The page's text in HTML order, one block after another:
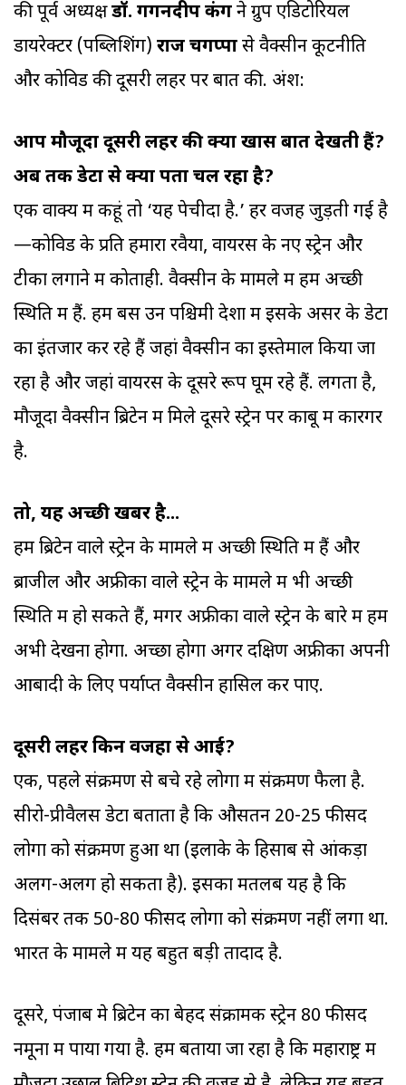
की पूर्व अध्यक्षडॉ. गगनदीप कंगने ग्रुप एडिटोरियल
डायरेक्टर (पब्लिशिंग) राज चेंगप्पासे वैक्सीन कूटनीति
और कोविड की दूसरी लहर पर बात की. अंश:
आप मौजूदा दूसरी लहर की क्या खास बात देखती हैं?
अब तक डेटा से क्या पता चल रहा है?
एक वाक्य में कहूं तो ‘यह पेचीदा है.’ हर वजह जुड़ती गई है
—कोविड के प्रति हमारा रवैया, वायरस के नए स्ट्रेन और
टीका लगाने में कोताही. वैक्सीन के मामले में हम अच्छी
स्थिति में हैं. हम बस उन पश्चिमी देशों में इसके असर के डेटा
का इंतजार कर रहे हैं जहां वैक्सीन का इस्तेमाल किया जा
रहा है और जहां वायरस के दूसरे रूप घूम रहे हैं. लगता है,
मौजूदा वैक्सीन ब्रिटेन में मिले दूसरे स्ट्रेन पर काबू में कारगर
है.
तो, यह अच्छी खबर है...
हम ब्रिटेन वाले स्ट्रेन के मामले में अच्छी स्थिति में हैं और
ब्राजील और अफ्रीका वाले स्ट्रेन के मामले में भी अच्छी
स्थिति में हो सकते हैं, मगर अफ्रीका वाले स्ट्रेन के बारे में हमें
अभी देखना होगा. अच्छा होगा अगर दक्षिण अफ्रीका अपनी
आबादी के लिए पर्याप्त वैक्सीन हासिल कर पाए.
दूसरी लहर किन वजहों से आई?
एक, पहले संक्रमण से बचे रहे लोगों में संक्रमण फैला है.
सीरो-प्रीवैलेंस डेटा बताता है कि औसतन 20-25 फीसद
लोगों को संक्रमण हुआ था (इलाके के हिसाब से आंकड़ा
अलग-अलग हो सकता है). इसका मतलब यह है कि
दिसंबर तक 50-80 फीसद लोगों को संक्रमण नहीं लगा था.
भारत के मामले में यह बहुत बड़ी तादाद है.
दूसरे, पंजाब मे ब्रिटेन का बेहद संक्रामक स्ट्रेन 80 फीसद
नमूनों में पाया गया है. हमें बताया जा रहा है कि महाराष्ट्र में